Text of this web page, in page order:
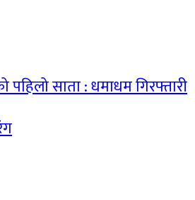
साता : धमाधम गिरफ्तारी